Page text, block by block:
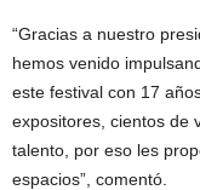
“Gracias a nuestro
hemos venido
este festival con 17
expositores, cientos de
talento, por eso les
espacios”, comentó.